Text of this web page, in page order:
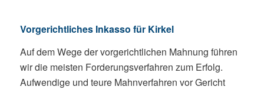
Vorgerichtliches Inkasso für Kirkel
Auf dem Wege der vorgerichtlichen Mahnung führen
wir die meisten Forderungsverfahren zum Erfolg.
Aufwendige und teure Mahnverfahren vor Gericht